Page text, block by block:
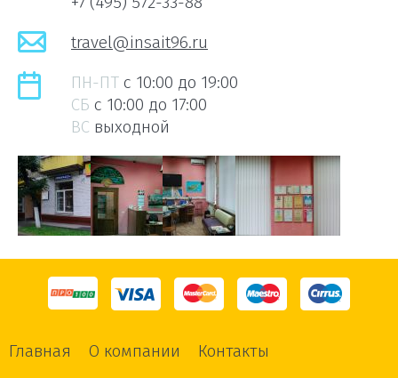
travel@insait96.ru
ПН-ПТ c 10:00 до 19:00
СБ c 10:00 до 17:00
ВС выходной
Главная О компании Контакты